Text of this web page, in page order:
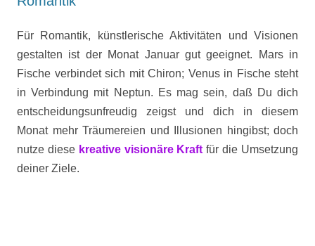
Für Romantik, künstlerische Aktivitäten und Visionen
gestalten ist der Monat Januar gut geeignet. Mars in
Fische verbindet sich mit Chiron; Venus in Fische steht
in Verbindung mit Neptun. Es mag sein, daß Du dich
entscheidungsunfreudig zeigst und dich in diesem
Monat mehr Träumereien und Illusionen hingibst; doch
nutze diese kreative visionäre Kraft für die Umsetzung
deiner Ziele.